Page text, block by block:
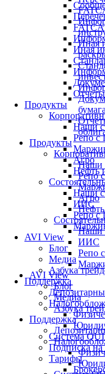
FATCA
Иная
Отчеты
Продукты
Наши
Репо с
Агро
Нефть
Наши
ИИС
Репо с
AVI View
Блог
Медиа
Азбука
Поддержка
Система
Подписка на
Тарифы
Иная
Продукты
Наши
Репо
Агро
Нефть
Наши
ИИС
Репо
AVI View
Блог
Медиа
Азбука
Поддержка